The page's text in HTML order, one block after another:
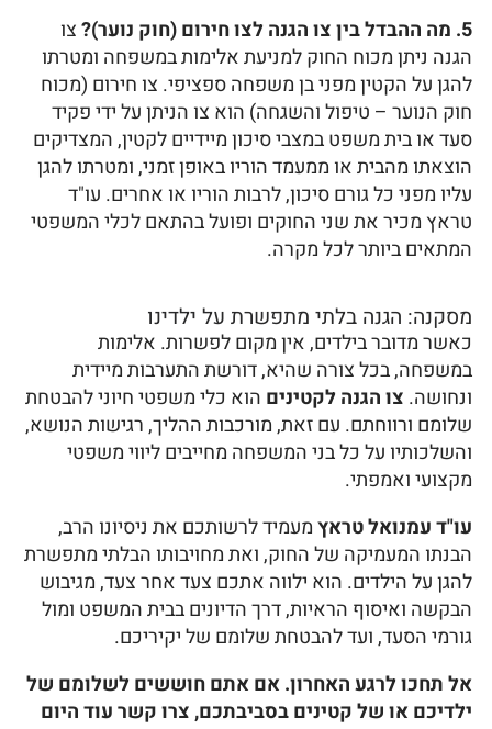
5. מה ההבדל בין צו הגנה לצו חירום (חוק נוער)?
צו
הגנה ניתן מכוח החוק למניעת אלימות במשפחה ומטרתו
להגן על הקטין מפני בן משפחה ספציפי. צו חירום (מכוח
חוק הנוער – טיפול והשגחה) הוא צו הניתן על ידי פקיד
סעד או בית משפט במצבי סיכון מיידיים לקטין, המצדיקים
הוצאתו מהבית או ממעמד הוריו באופן זמני, ומטרתו להגן
עליו מפני כל גורם סיכון, לרבות הוריו או אחרים. עו"ד
טראץ מכיר את שני החוקים ופועל בהתאם לכלי המשפטי
המתאים ביותר לכל מקרה.
מסקנה: הגנה בלתי מתפשרת על ילדינו
כאשר מדובר בילדים, אין מקום לפשרות. אלימות
במשפחה, בכל צורה שהיא, דורשת התערבות מיידית
ונחושה. צו הגנה לקטינים הוא כלי משפטי חיוני להבטחת
שלומם ורווחתם. עם זאת, מורכבות ההליך, רגישות הנושא,
והשלכותיו על כל בני המשפחה מחייבים ליווי משפטי
מקצועי ואמפתי.
עו"ד עמנואל טראץמעמיד לרשותכם את ניסיונו הרב,
הבנתו המעמיקה של החוק, ואת מחויבותו הבלתי מתפשרת
להגן על הילדים. הוא ילווה אתכם צעד אחר צעד, מגיבוש
הבקשה ואיסוף הראיות, דרך הדיונים בבית המשפט ומול
גורמי הסעד, ועד להבטחת שלומם של יקיריכם.
אל תחכו לרגע האחרון. אם אתם חוששים לשלומם של
ילדיכם או של קטינים בסביבתכם, צרו קשר עוד היום